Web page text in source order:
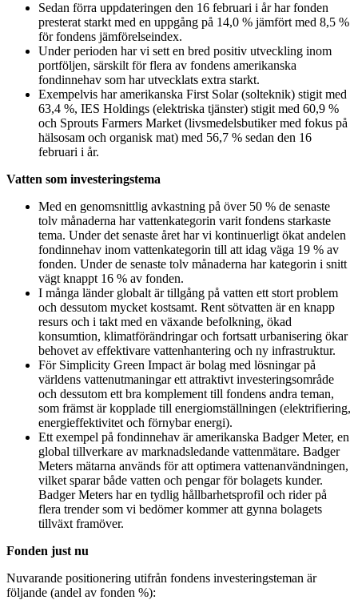
Sedan förra uppdateringen den 16 februari i år har fonden
presterat starkt med en uppgång på 14,0 % jämfört med 8,5 %
för fondens jämförelseindex.
Under perioden har vi sett en bred positiv utveckling inom
portföljen, särskilt för flera av fondens amerikanska
fondinnehav som har utvecklats extra starkt.
Exempelvis har amerikanska First Solar (solteknik) stigit med
63,4 %, IES Holdings (elektriska tjänster) stigit med 60,9 %
och Sprouts Farmers Market (livsmedelsbutiker med fokus på
hälsosam och organisk mat) med 56,7 % sedan den 16
februari i år.
Vatten som investeringstema
Med en genomsnittlig avkastning på över 50 % de senaste
tolv månaderna har vattenkategorin varit fondens starkaste
tema. Under det senaste året har vi kontinuerligt ökat andelen
fondinnehav inom vattenkategorin till att idag väga 19 % av
fonden. Under de senaste tolv månaderna har kategorin i snitt
vägt knappt 16 % av fonden.
I många länder globalt är tillgång på vatten ett stort problem
och dessutom mycket kostsamt. Rent sötvatten är en knapp
resurs och i takt med en växande befolkning, ökad
konsumtion, klimatförändringar och fortsatt urbanisering ökar
behovet av effektivare vattenhantering och ny infrastruktur.
För Simplicity Green Impact är bolag med lösningar på
världens vattenutmaningar ett attraktivt investeringsområde
och dessutom ett bra komplement till fondens andra teman,
som främst är kopplade till energiomställningen (elektrifiering,
energieffektivitet och förnybar energi).
Ett exempel på fondinnehav är amerikanska Badger Meter, en
global tillverkare av marknadsledande vattenmätare. Badger
Meters mätarna används för att optimera vattenanvändningen,
vilket sparar både vatten och pengar för bolagets kunder.
Badger Meters har en tydlig hållbarhetsprofil och rider på
flera trender som vi bedömer kommer att gynna bolagets
tillväxt framöver.
Fonden just nu
Nuvarande positionering utifrån fondens investeringsteman är
följande (andel av fonden %):